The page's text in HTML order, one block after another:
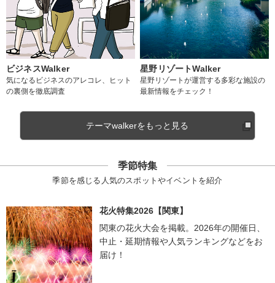
ビジネスWalker
気になるビジネスのアレコレ、ヒット
の裏側を徹底調査
星野リゾートWalker
星野リゾートが運営する多彩な施設の
最新情報をチェック！
テーマwalkerをもっと見る
季節特集
季節を感じる人気のスポットやイベントを紹介
花火特集2026【関東】
関東の花火大会を掲載。2026年の開催日、
中止・延期情報や人気ランキングなどをお
届け！